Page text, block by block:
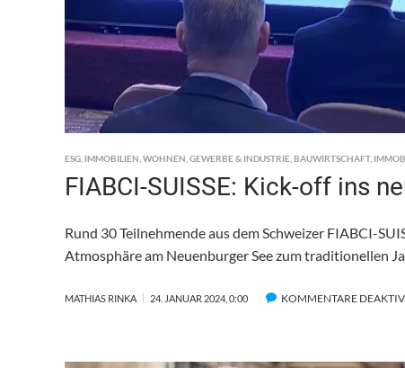
ESG IMMOBILIEN WOHNEN GEWERBE & INDUSTRIE BAUWIRTSCHAFT,
FIABCI-SUISSE: Kick-off ins
Rund 30 Teilnehmende aus dem Schweizer FIABCI-
Atmosphäre am Neuenburger See zum traditionellen
MATHIAS RINKA 24. JANUAR 2024, 0:00 KOMMENTARE